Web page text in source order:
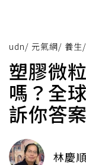
udn/ 元氣網/ 養生/
塑膠微
嗎？全
訴你答案
林慶